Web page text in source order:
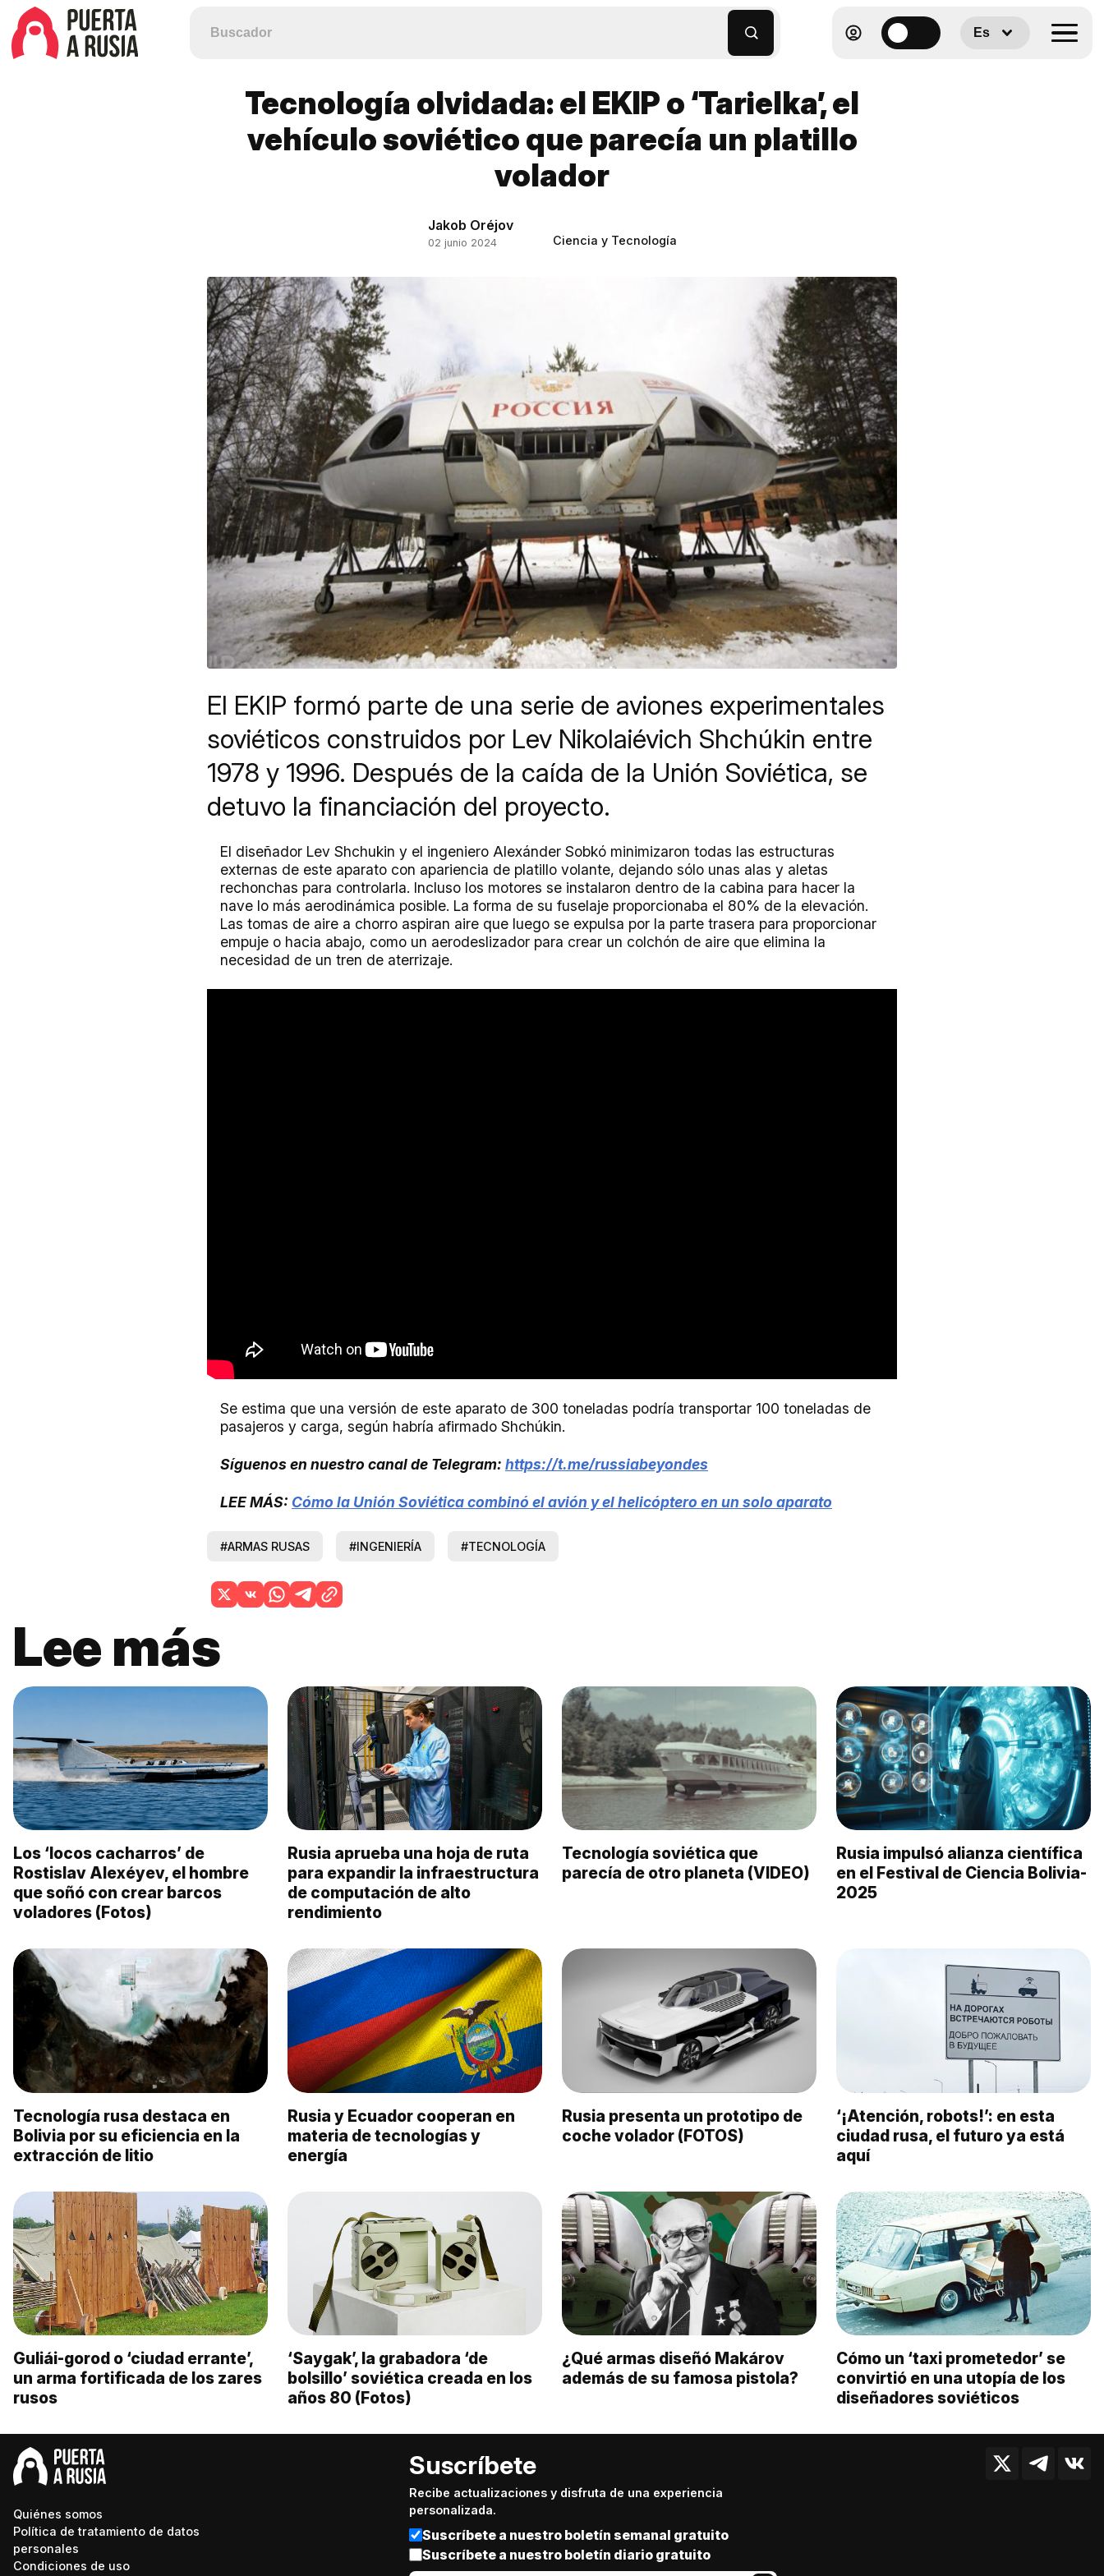
Es
Tecnología olvidada: el EKIP o ‘Tarielka’, el
vehículo soviético que parecía un platillo
volador
Jakob Oréjov
02 junio 2024 Ciencia y Tecnología
El EKIP formó parte de una serie de aviones experimentales
soviéticos construidos por Lev Nikolaiévich Shchúkin entre
1978 y 1996. Después de la caída de la Unión Soviética, se
detuvo la financiación del proyecto.
El diseñador Lev Shchukin y el ingeniero Alexánder Sobkó minimizaron todas las estructuras
externas de este aparato con apariencia de platillo volante, dejando sólo unas alas y aletas
rechonchas para controlarla. Incluso los motores se instalaron dentro de la cabina para hacer la
nave lo más aerodinámica posible. La forma de su fuselaje proporcionaba el 80% de la elevación.
Las tomas de aire a chorro aspiran aire que luego se expulsa por la parte trasera para proporcionar
empuje o hacia abajo, como un aerodeslizador para crear un colchón de aire que elimina la
necesidad de un tren de aterrizaje.
Se estima que una versión de este aparato de 300 toneladas podría transportar 100 toneladas de
pasajeros y carga, según habría afirmado Shchúkin.
Síguenos en nuestro canal de Telegram: https://t.me/russiabeyondes
LEE MÁS: Cómo la Unión Soviética combinó el avión y el helicóptero en un solo aparato
#ARMAS RUSAS #INGENIERÍA #TECNOLOGÍA
Lee más
Los ‘locos cacharros’ de
Rostislav Alexéyev, el hombre
que soñó con crear barcos
voladores (Fotos)
Rusia aprueba una hoja de ruta
para expandir la infraestructura
de computación de alto
rendimiento
Tecnología soviética que
parecía de otro planeta (VIDEO)
Rusia impulsó alianza científica
en el Festival de Ciencia Bolivia-
2025
Tecnología rusa destaca en
Bolivia por su eficiencia en la
extracción de litio
Rusia y Ecuador cooperan en
materia de tecnologías y
energía
Rusia presenta un prototipo de
coche volador (FOTOS)
‘¡Atención, robots!’: en esta
ciudad rusa, el futuro ya está
aquí
Guliái-gorod o ‘ciudad errante’,
un arma fortificada de los zares
rusos
‘Saygak’, la grabadora ‘de
bolsillo’ soviética creada en los
años 80 (Fotos)
¿Qué armas diseñó Makárov
además de su famosa pistola?
Cómo un ‘taxi prometedor’ se
convirtió en una utopía de los
diseñadores soviéticos
Quiénes somos
Política de tratamiento de datos
personales
Condiciones de uso
Suscríbete
Recibe actualizaciones y disfruta de una experiencia
personalizada.
Suscríbete a nuestro boletín semanal gratuito
Suscríbete a nuestro boletín diario gratuito